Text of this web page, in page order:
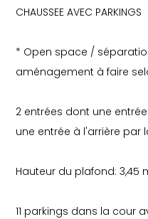
CHAUSSEE AVEC PARKINGS
* Open space /
aménagement à faire
2 entrées dont une
une entrée à l'arrière par
Hauteur du plafond: 3,45
11 parkings dans la cour